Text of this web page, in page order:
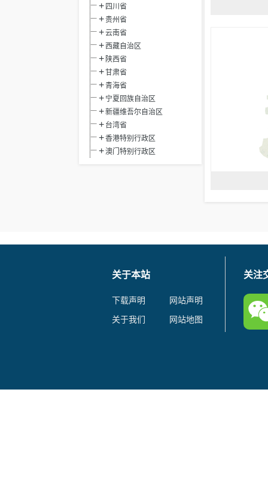
四川省
贵州省
云南省
西藏自治区
陕西省
甘肃省
青海省
宁夏回族自治区
新疆维吾尔自治区
台湾省
香港特别行政区
澳门特别行政区
关于本站
下载声明
网站声明
关于我们
网站地图
关注